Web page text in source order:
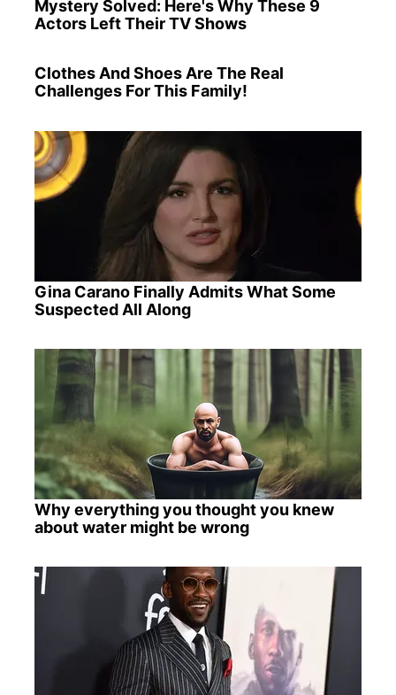
Mystery Solved: Here's Why These 9
Actors Left Their TV Shows
Clothes And Shoes Are The Real
Challenges For This Family!
Gina Carano Finally Admits What Some
Suspected All Along
Why everything you thought you knew
about water might be wrong